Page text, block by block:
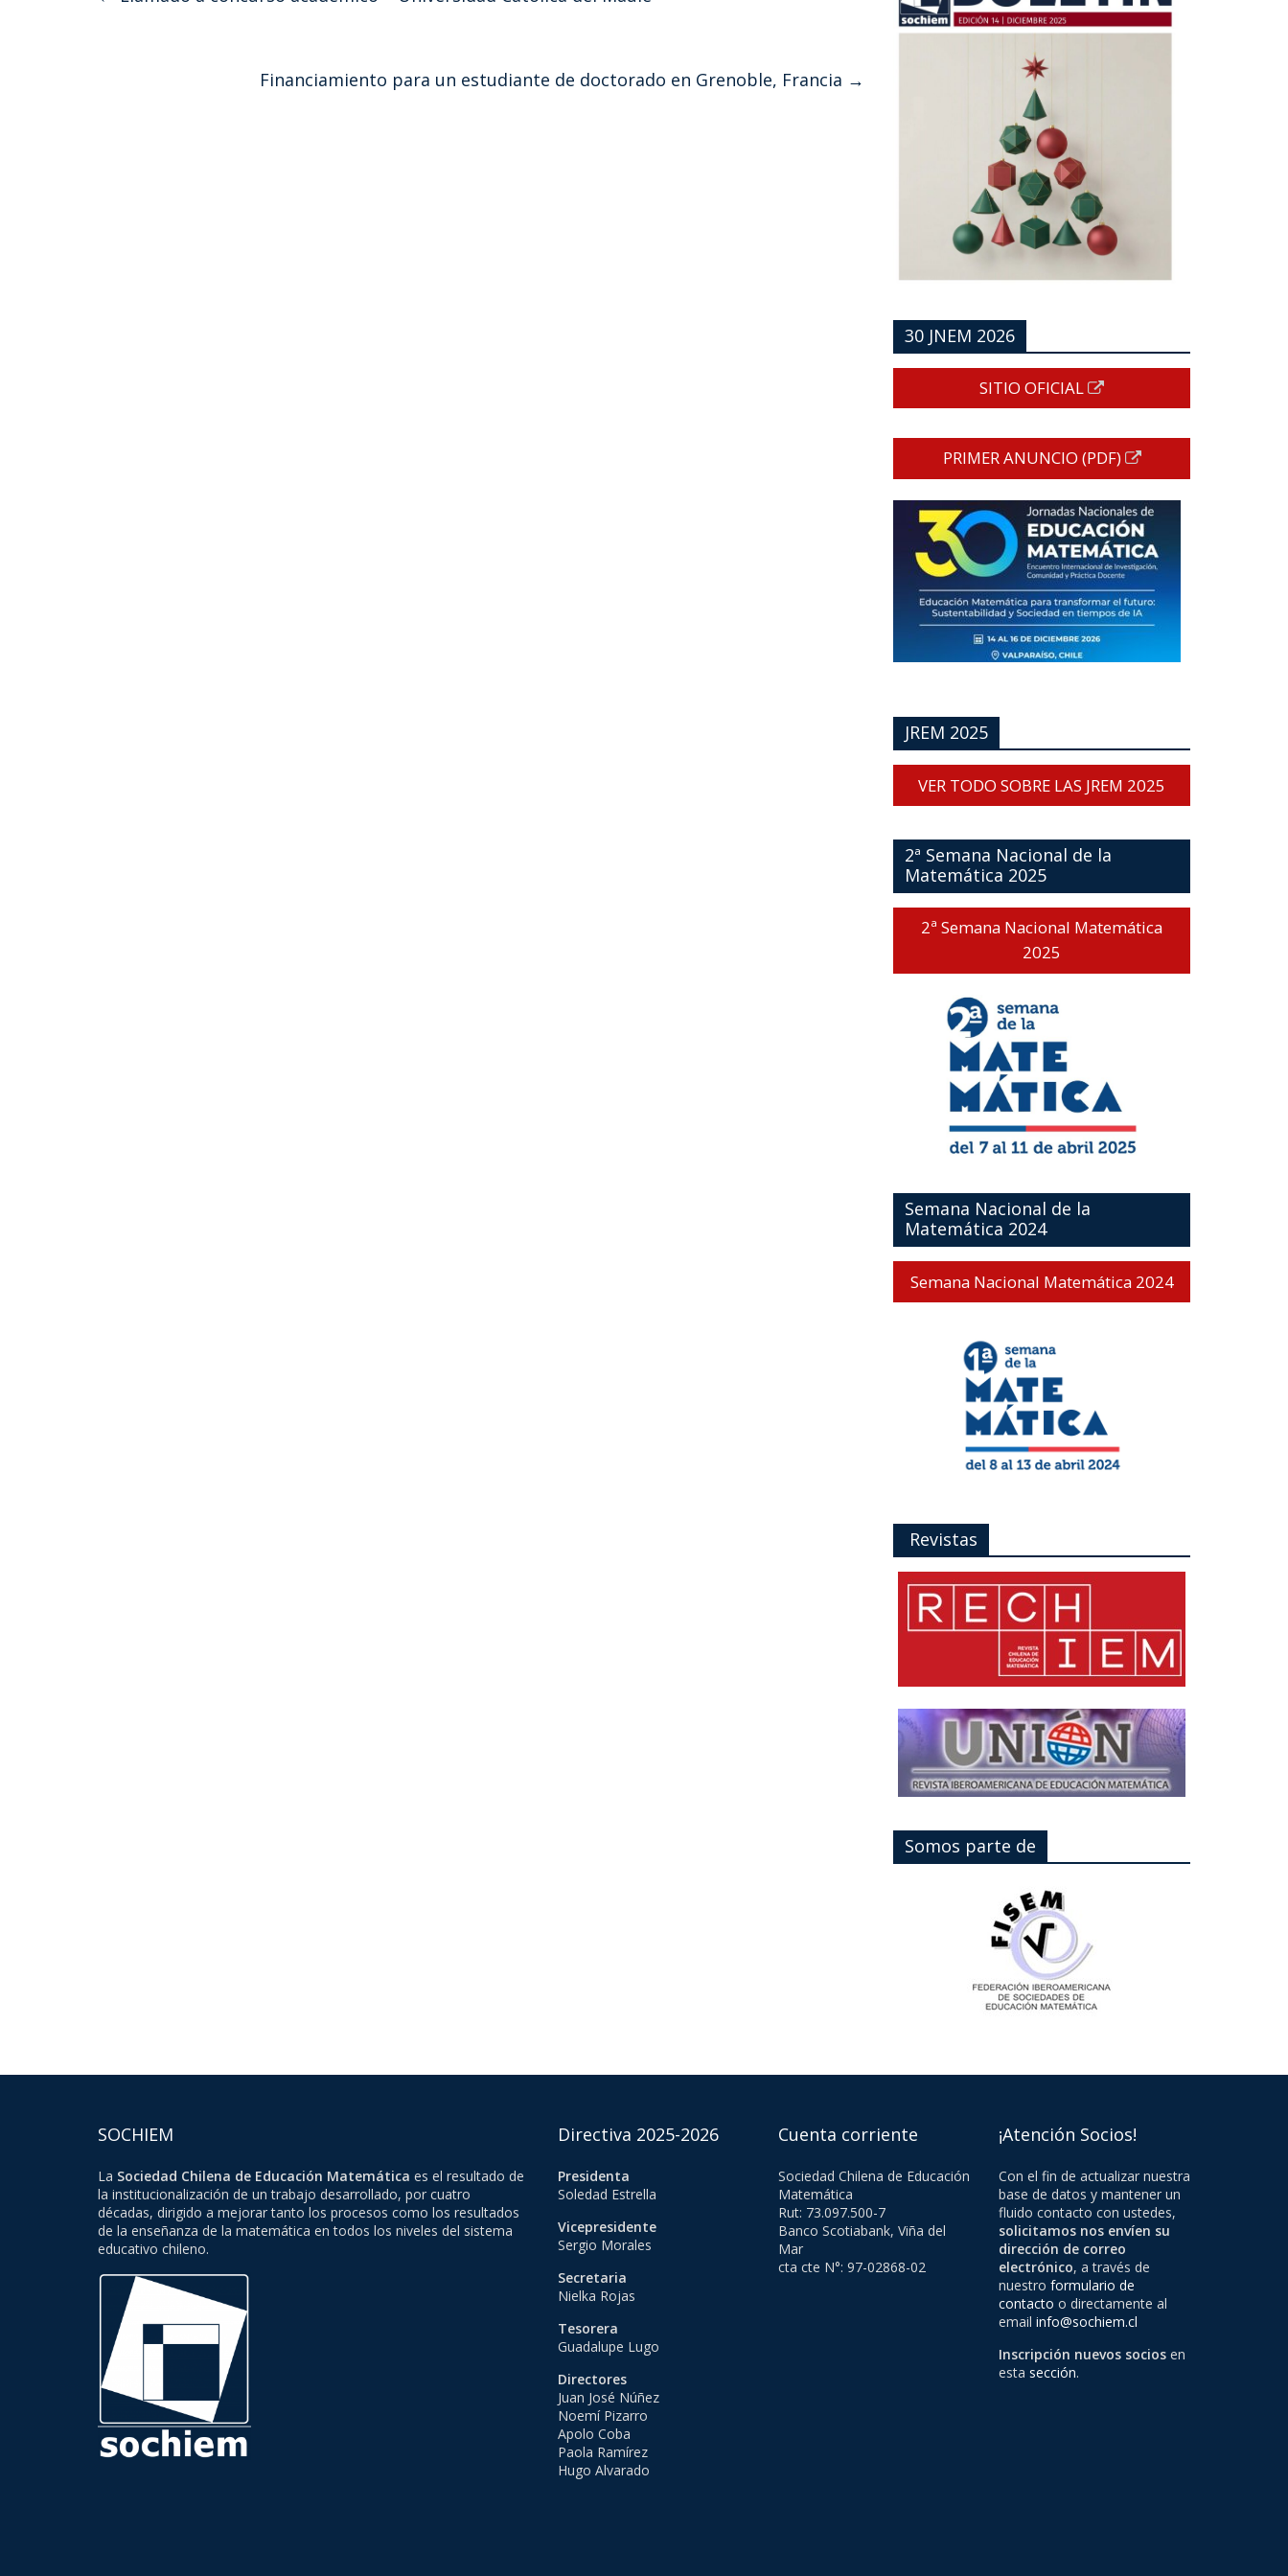
Financiamiento para un estudiante de doctorado en Grenoble, Francia →
30 JNEM 2026
SITIO OFICIAL
PRIMER ANUNCIO (PDF)
JREM 2025
VER TODO SOBRE LAS JREM 2025
2ª Semana Nacional de la
Matemática 2025
2ª Semana Nacional Matemática
2025
Semana Nacional de la
Matemática 2024
Semana Nacional Matemática 2024
Revistas
Somos parte de
SOCHIEM
La Sociedad Chilena de Educación Matemática es el resultado de
la institucionalización de un trabajo desarrollado, por cuatro
décadas, dirigido a mejorar tanto los procesos como los resultados
de la enseñanza de la matemática en todos los niveles del sistema
educativo chileno.
Directiva 2025-2026
Presidenta
Soledad Estrella
Vicepresidente
Sergio Morales
Secretaria
Nielka Rojas
Tesorera
Guadalupe Lugo
Directores
Juan José Núñez
Noemí Pizarro
Apolo Coba
Paola Ramírez
Hugo Alvarado
Cuenta corriente
Sociedad Chilena de Educación
Matemática
Rut: 73.097.500-7
Banco Scotiabank, Viña del
Mar
cta cte N°: 97-02868-02
¡Atención Socios!
Con el fin de actualizar nuestra
base de datos y mantener un
fluido contacto con ustedes,
solicitamos nos envíen su
dirección de correo
electrónico, a través de
nuestro formulario de
contacto o directamente al
email info@sochiem.cl
Inscripción nuevos socios en
esta sección.